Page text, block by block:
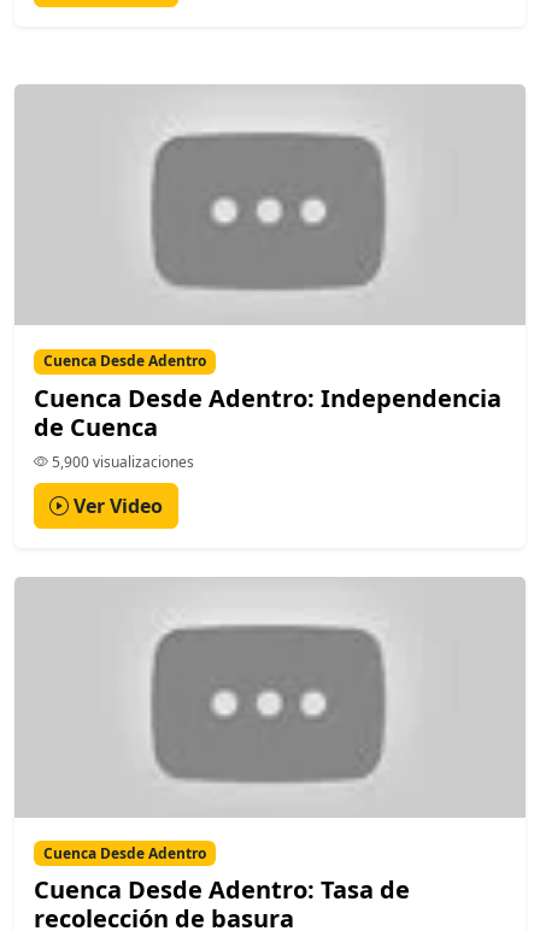
Cuenca Desde Adentro
Cuenca Desde Adentro: Independencia
de Cuenca
5,900 visualizaciones
Ver Video
Cuenca Desde Adentro
Cuenca Desde Adentro: Tasa de
recolección de basura